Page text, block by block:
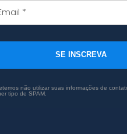
SE INSCREVA
não utilizar suas informações de
tipo de SPAM.